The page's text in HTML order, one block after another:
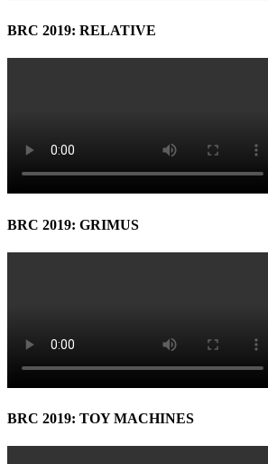
BRC 2019: RELATIVE
BRC 2019: GRIMUS
BRC 2019: TOY MACHINES